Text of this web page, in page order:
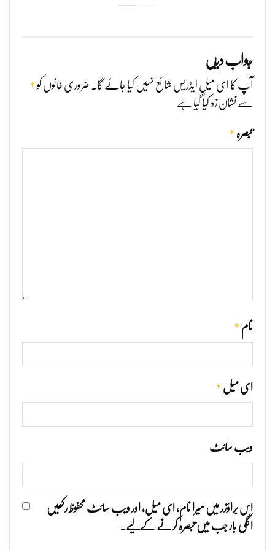
جواب دیں
آپ کا ای میل ایڈریس شائع نہیں کیا جائے گا۔ ضروری خانوں کو*
سے نشان زد کیا گیا ہے
تبصرہ *
نام *
ای میل *
ویب‌ سائٹ
اس براؤزر میں میرا نام، ای میل، اور ویب سائٹ محفوظ رکھیں
اگلی بار جب میں تبصرہ کرنے کےلیے۔